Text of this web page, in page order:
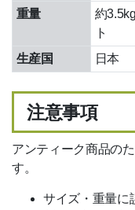
重量
約
ト
生産国
日本
注意事項
アンティーク商品の
す。
サイズ・重量に
ご利用ガイド
Ｑ＆Ａ
倉庫引取サービス
品質基準